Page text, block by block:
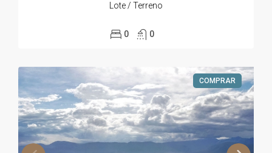
Lote / Terreno
0 0
COMPRAR